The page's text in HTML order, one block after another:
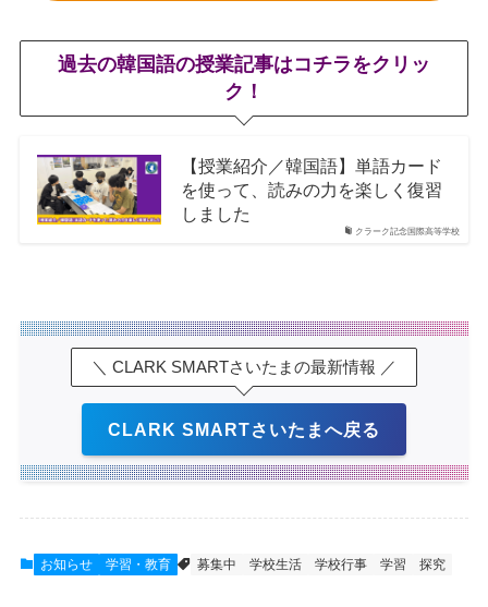
過去の韓国語の授業記事はコチラをクリッ
ク！
クラーク記念国際高等学校
【授業紹介／韓国語】単語カード
を使って、読みの力を楽しく復習
しました
＼ CLARK SMARTさいたまの最新情報 ／
CLARK SMARTさいたまへ戻る
お知らせ 学習・教育 募集中 学校生活 学校行事 学習 探究